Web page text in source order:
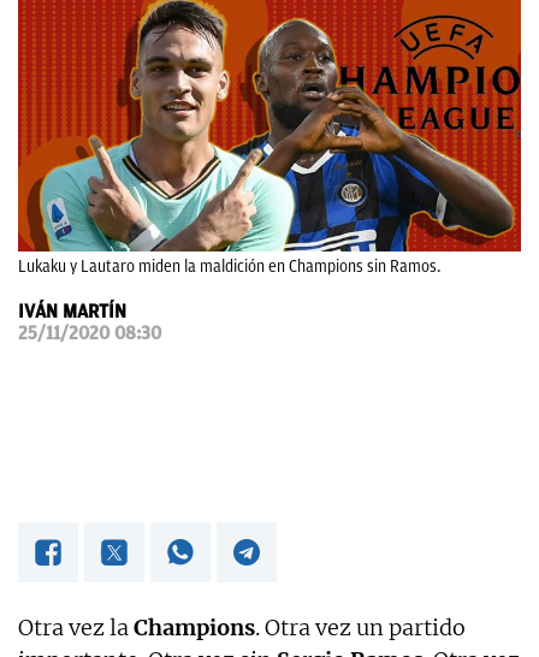
OKDIARIO
Lukaku y Lautaro miden la maldición en Champions sin Ramos.
IVÁN MARTÍN
25/11/2020 08:30
Otra vez laChampions. Otra vez un partido